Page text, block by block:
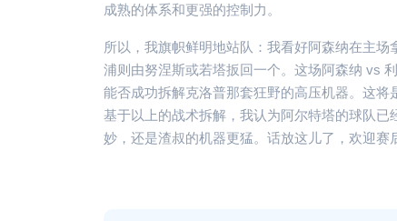
成熟的体系和更强的控制力。
所以，我旗帜鲜明地站队：我看好阿森纳在主
浦则由努涅斯或若塔扳回一个。这场阿森纳 vs
能否成功拆解克洛普那套狂野的高压机器。这
基于以上的战术拆解，我认为阿尔特塔的球队已
妙，还是渣叔的机器更猛。话放这儿了，欢迎赛